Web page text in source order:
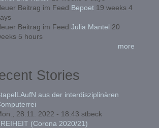
Beitrag im Feed Bepoet19 weeks 4
Beitrag im Feed Julia Mantel 20
5 hours
more
Stories
aus der interdisziplinären
28.11. 2022 - 18:43 stbeck
(Corona 2020/21)